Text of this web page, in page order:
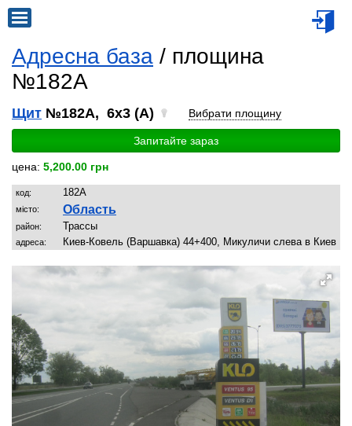
Адресна база / площина
№182A
Щит №182A, 6x3 (A) Вибрати площину
Запитайте зараз
цена: 5,200.00 грн
код: 182A
місто: Область
район: Трассы
адреса: Киев-Ковель (Варшавка) 44+400, Микуличи слева в Киев